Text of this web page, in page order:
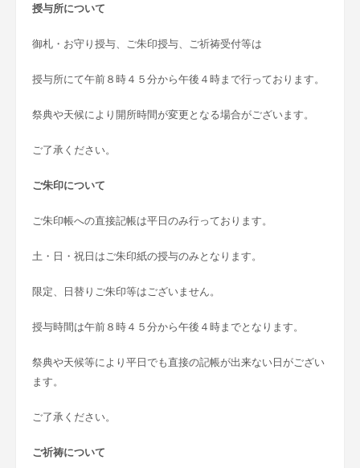
授与所について
御札・お守り授与、ご朱印授与、ご祈祷受付等は
授与所にて午前８時４５分から午後４時まで行っております。
祭典や天候により開所時間が変更となる場合がございます。
ご了承ください。
ご朱印について
ご朱印帳への直接記帳は平日のみ行っております。
土・日・祝日はご朱印紙の授与のみとなります。
限定、日替りご朱印等はございません。
授与時間は午前８時４５分から午後４時までとなります。
祭典や天候等により平日でも直接の記帳が出来ない日がござい
ます。
ご了承ください。
ご祈祷について